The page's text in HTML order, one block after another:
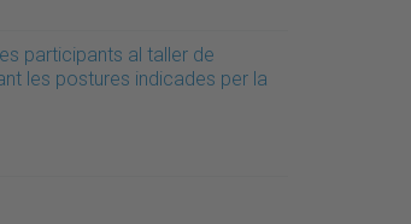
participants al taller de
les postures indicades per la